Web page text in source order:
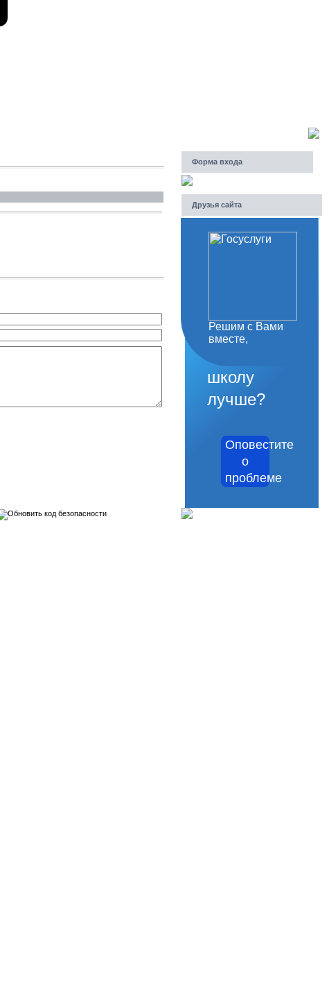
Форма входа
Друзья сайта
Решим с Вами
вместе,
как
школу
лучше?
Оповестите
о
проблеме